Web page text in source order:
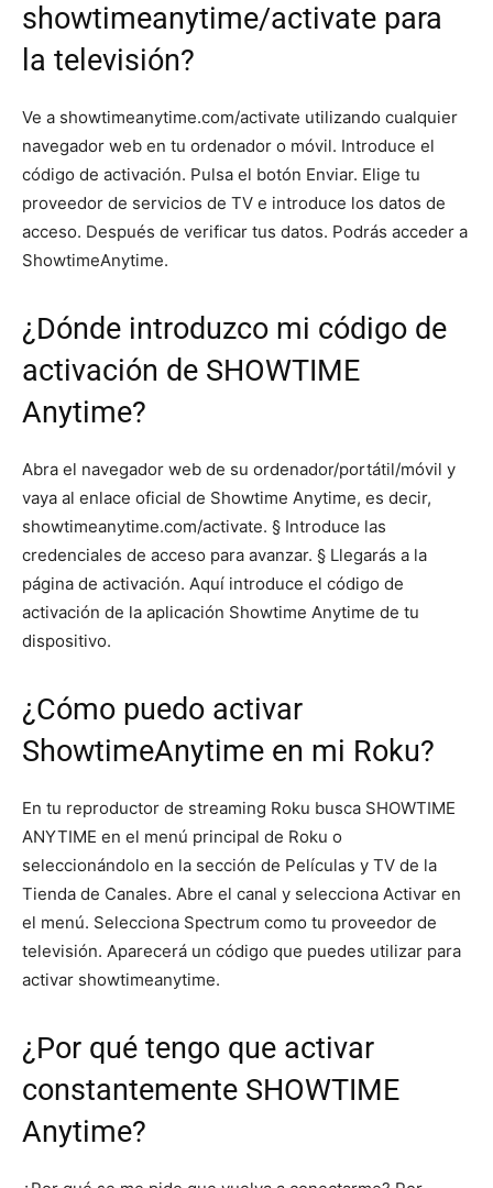
showtimeanytime/activate para
la televisión?
Ve a showtimeanytime.com/activate utilizando cualquier
navegador web en tu ordenador o móvil. Introduce el
código de activación. Pulsa el botón Enviar. Elige tu
proveedor de servicios de TV e introduce los datos de
acceso. Después de verificar tus datos. Podrás acceder a
ShowtimeAnytime.
¿Dónde introduzco mi código de
activación de SHOWTIME
Anytime?
Abra el navegador web de su ordenador/portátil/móvil y
vaya al enlace oficial de Showtime Anytime, es decir,
showtimeanytime.com/activate. § Introduce las
credenciales de acceso para avanzar. § Llegarás a la
página de activación. Aquí introduce el código de
activación de la aplicación Showtime Anytime de tu
dispositivo.
¿Cómo puedo activar
ShowtimeAnytime en mi Roku?
En tu reproductor de streaming Roku busca SHOWTIME
ANYTIME en el menú principal de Roku o
seleccionándolo en la sección de Películas y TV de la
Tienda de Canales. Abre el canal y selecciona Activar en
el menú. Selecciona Spectrum como tu proveedor de
televisión. Aparecerá un código que puedes utilizar para
activar showtimeanytime.
¿Por qué tengo que activar
constantemente SHOWTIME
Anytime?